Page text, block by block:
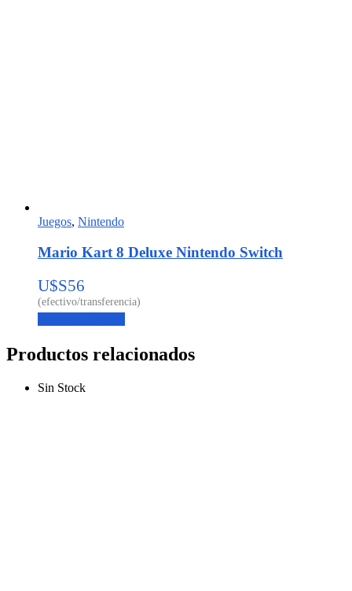
Juegos, Nintendo
Mario Kart 8 Deluxe Nintendo Switch
U$S56
Productos relacionados
Sin Stock